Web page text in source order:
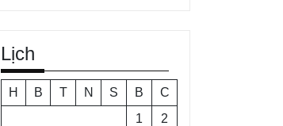
Lịch
H B T N S B
C
1
2